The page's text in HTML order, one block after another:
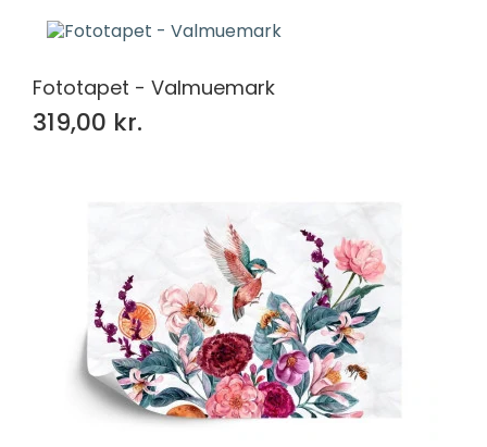
Fototapet - Valmuemark
319,00 kr.